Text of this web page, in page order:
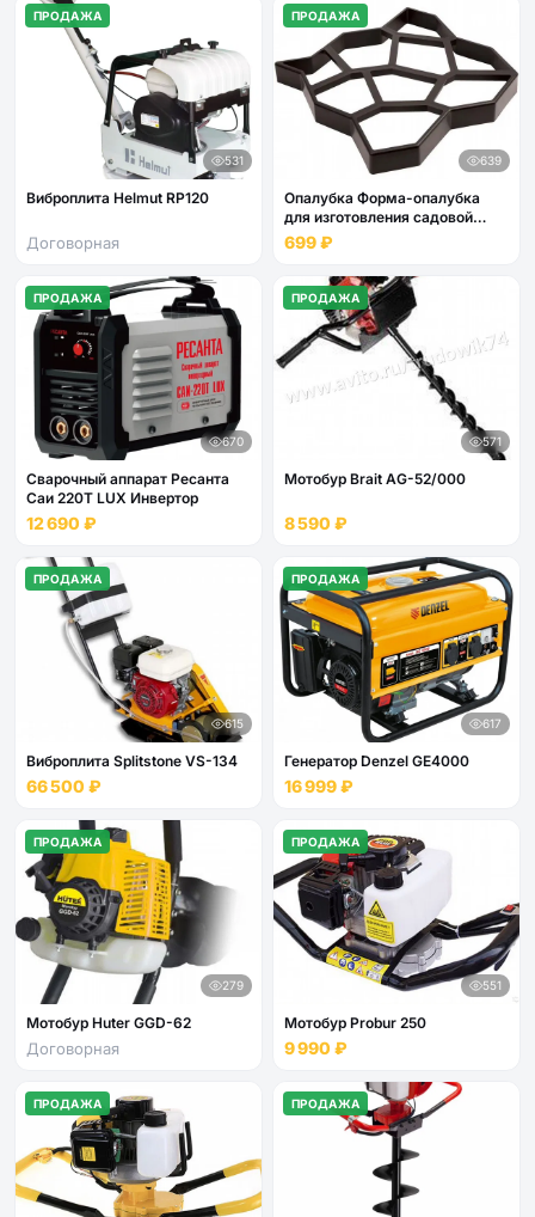
ПРОДАЖА
531
Виброплита Helmut RP120
Договорная
ПРОДАЖА
639
Опалубка Форма-опалубка
для изготовления садовой
дорожки
699 ₽
ПРОДАЖА
670
Сварочный аппарат Ресанта
Саи 220Т LUX Инвертор
12 690 ₽
ПРОДАЖА
571
Мотобур Brait AG-52/000
8 590 ₽
ПРОДАЖА
615
Виброплита Splitstone VS-134
66 500 ₽
ПРОДАЖА
617
Генератор Denzel GE4000
16 999 ₽
ПРОДАЖА
279
Мотобур Huter GGD-62
Договорная
ПРОДАЖА
551
Мотобур Probur 250
9 990 ₽
ПРОДАЖА ПРОДАЖА